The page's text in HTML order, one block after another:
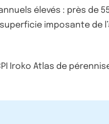
élevés : près de
imposante de
Iroko Atlas de